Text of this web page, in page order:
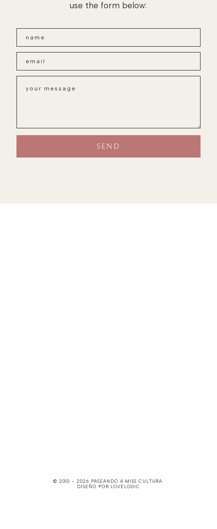
use the form below:
© 2010 - 2026 PASEANDO A MISS CULTURA.
DISEÑO POR LOVELOGIC